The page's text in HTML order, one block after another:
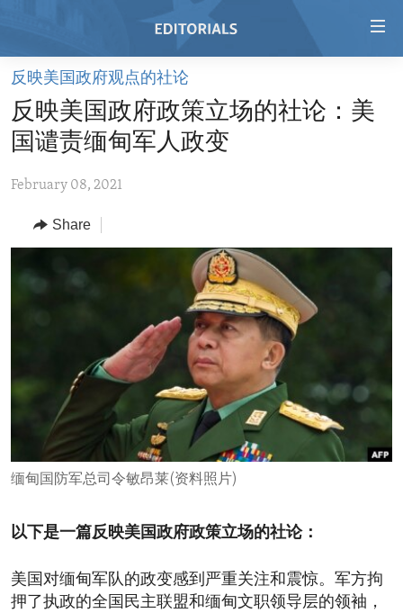
Skip
main
content
to
Navigation
Skip
Search
HOME
VIDEO
REGIONS
AFRICA
ASIA
MIDDLE EAST
TOPICS
SECURITY AND DEFENSE
AID AND DEVELOPMENT
DEMOCRACY AND GOVERNANCE
ECONOMY AND TRADE
ENVIRONMENT AND HEALTH
IDEALS AND INSTITUTIONS
ABOUT US
反映美国政府观点的社论
反映美国政府政策立场的社论：美
国谴责缅甸军人政变
February 08, 2021
Share
缅甸国防军总司令敏昂莱(资料照片)
以下是一篇反映美国政府政策立场的社论：
美国对缅甸军队的政变感到严重关注和震惊。军方拘
押了执政的全国民主联盟和缅甸文职领导层的领袖，